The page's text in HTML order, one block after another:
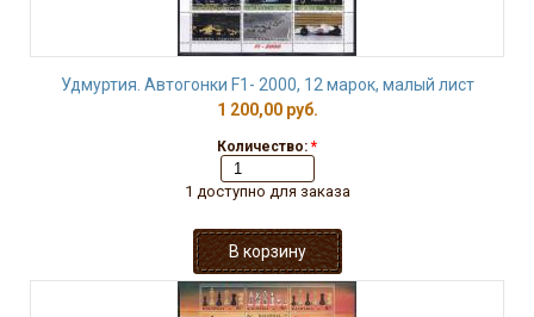
Удмуртия. Автогонки F1- 2000, 12 марок, малый лист
1 200,00 руб.
Количество: *
1 доступно для заказа